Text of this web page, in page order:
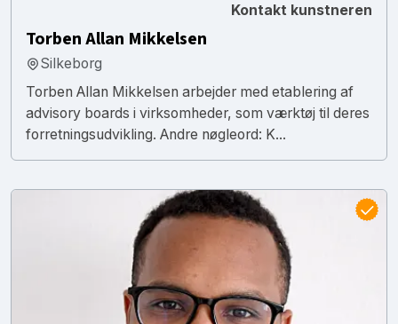
Kontakt kunstneren
Torben Allan Mikkelsen
Silkeborg
Torben Allan Mikkelsen arbejder med etablering af
advisory boards i virksomheder, som værktøj til deres
forretningsudvikling. Andre nøgleord: K...